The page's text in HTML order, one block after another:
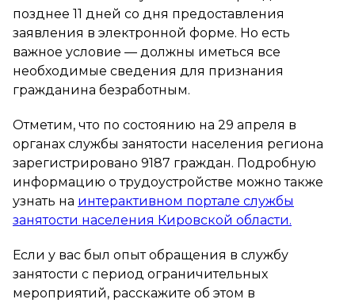
позднее 11 дней со дня предоставления
заявления в электронной форме. Но есть
важное условие — должны иметься все
необходимые сведения для признания
гражданина безработным.
Отметим, что по состоянию на 29 апреля в
органах службы занятости населения региона
зарегистрировано 9187 граждан. Подробную
информацию о трудоустройстве можно также
узнать на интерактивном портале службы
занятости населения Кировской области.
Если у вас был опыт обращения в службу
занятости с период ограничительных
мероприятий, расскажите об этом в